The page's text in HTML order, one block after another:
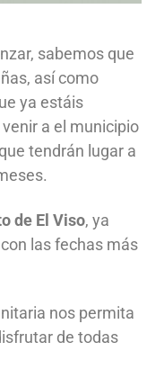
sabemos que
así como
ya estáis
a el municipio
tendrán lugar a
de El Viso, ya
las fechas más
nos permita
de todas